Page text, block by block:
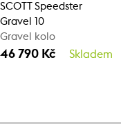
SCOTT Speedster
Gravel 10
Gravel kolo
46 790 Kč Skladem